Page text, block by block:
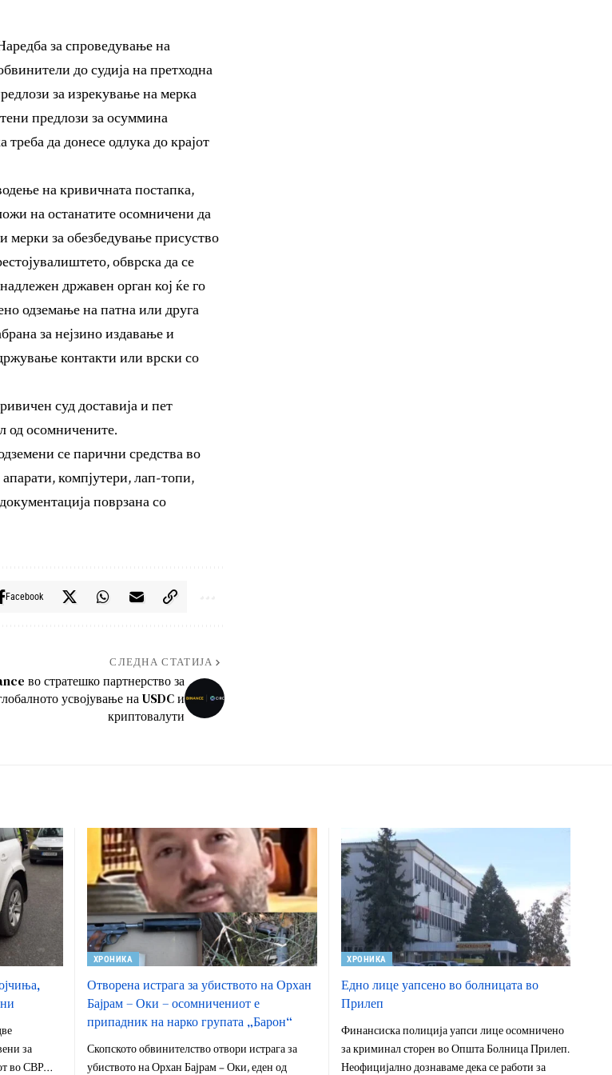
за спроведување на
до судија на претходна
за изрекување на мерка
предлози за осуммина
да донесе одлука до крајот
на кривичната постапка,
на останатите осомничени да
мерки за обезбедување присуство
обврска да се
државен орган кој ќе го
одземање на патна или друга
за нејзино издавање и
контакти или врски со
суд доставија и пет
од осомничените.
се парични средства во
компјутери, лап-топи,
поврзана со
Facebook
СЛЕДНА СТАТИЈА
во стратешко партнерство за
усвојување на USDC и
криптовалути
за
во СВР…
ХРОНИКА
Отворена истрага за убиството на Орхан
Бајрам – Оки – осомничениот е
припадник на нарко групата „Барон“
Скопското обвинителство отвори истрага за
убиството на Орхан Бајрам – Оки, еден од
ХРОНИКА
Едно лице уапсено во болницата во
Прилеп
Финансиска полиција уапси лице осомничено
за криминал сторен во Општа Болница Прилеп.
Неофицијално дознаваме дека се работи за